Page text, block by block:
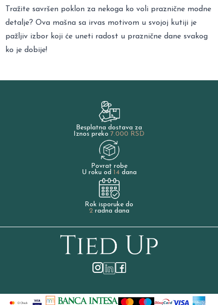
Tražite savršen poklon za nekoga ko voli praznične modne
detalje? Ova mašna sa irvas motivom u svojoj kutiji je
pažljiv izbor koji će uneti radost u praznične dane svakog
ko je dobije!
Besplatna dostava za
Iznos preko 7.000 RSD
Povrat robe
U roku od 14dana
Rok isporuke do
2radna dana